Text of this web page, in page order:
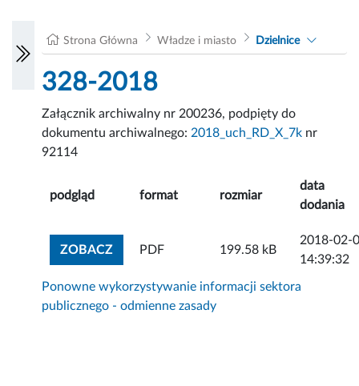
Strona Główna Władze i miasto Dzielnice
328-2018
Załącznik archiwalny nr 200236, podpięty do
dokumentu archiwalnego: 2018_uch_RD_X_7k nr
92114
podgląd format rozmiar
data
dodania
ZOBACZZOBACZ ZAŁĄCZNIK
PDF 199.58 kB
2018-02-
14:39:32
Ponowne wykorzystywanie informacji sektora
publicznego - odmienne zasady